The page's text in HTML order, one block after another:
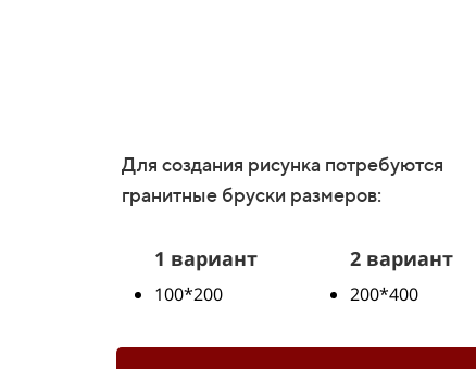
Для создания рисунка потребуются
гранитные бруски размеров:
1 вариант
100*200
2 вариант
200*400